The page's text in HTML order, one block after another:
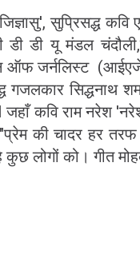
सुप्रिसद्ध
डी डी यू मंडल
जर्नलिस्ट (आईएजे)
गजलकार
कवि राम नरेश 'नरेश'
की चादर हर
लोगों को। गीत